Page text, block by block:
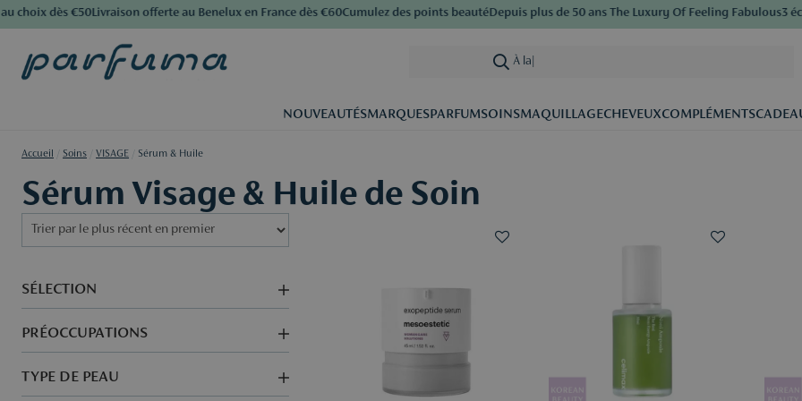
dès €50Livraison offerte au Benelux en France dès €60Cumulez des points beautéDepuis plus de 50 ans The Luxury Of Feeling Fabulous3
À la recherche
NOUVEAUTÉSMARQUESPARFUMSOINSMAQUILLAGECHEVEUXCOMPLÉMENTS
Accueil Soins VISAGE Sérum & Huile
Sérum Visage & Huile de Soin
SÉLECTION
PRÉOCCUPATIONS
TYPE DE PEAU